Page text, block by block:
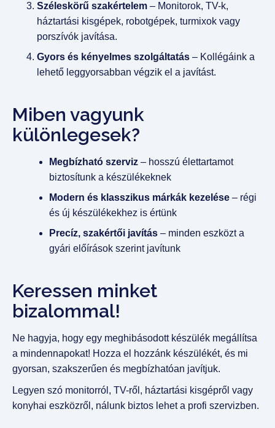
Széleskörű szakértelem – Monitorok, TV-k,
háztartási kisgépek, robotgépek, turmixok vagy
porszívók javítása.
Gyors és kényelmes szolgáltatás – Kollégáink a
lehető leggyorsabban végzik el a javítást.
Miben vagyunk
különlegesek?
Megbízható szerviz – hosszú élettartamot
biztosítunk a készülékeknek
Modern és klasszikus márkák kezelése – régi
és új készülékekhez is értünk
Precíz, szakértői javítás – minden eszközt a
gyári előírások szerint javítunk
Keressen minket
bizalommal!
Ne hagyja, hogy egy meghibásodott készülék megállítsa
a mindennapokat! Hozza el hozzánk készülékét, és mi
gyorsan, szakszerűen és megbízhatóan javítjuk.
Legyen szó monitorról, TV-ről, háztartási kisgépről vagy
konyhai eszközről, nálunk biztos lehet a profi szervizben.